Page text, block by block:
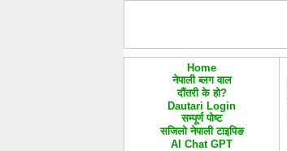
Home
नेपाली ब्लग वाल
दौंतरी के हो?
Dautari Login
सम्पूर्ण पोष्ट
सजिलो नेपाली टाइपिङ
AI Chat GPT